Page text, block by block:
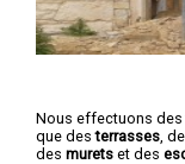
Nous effectuons des
que desterrasses ,
des murets et des